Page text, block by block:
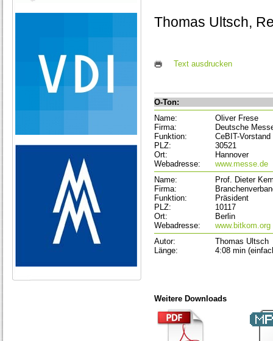
Thomas Ultsch,
Text ausdrucken
O-Ton:
Name:
Oliver Frese
Firma:
Deutsche
Funktion:
CeBIT-Vorstand
PLZ:
30521
Ort:
Hannover
Webadresse:
www.messe.de
Name:
Prof. Dieter
Firma:
Funktion:
Präsident
PLZ:
10117
Ort:
Berlin
Webadresse:
www.bitkom.org
Autor:
Thomas Ultsch
Länge:
4:08 min
Weitere Downloads